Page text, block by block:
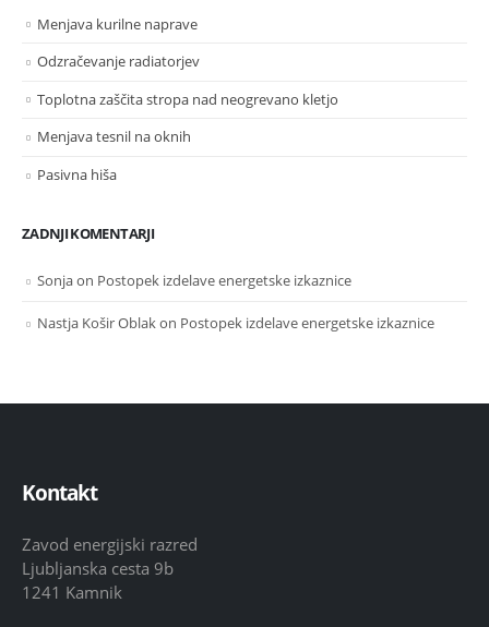
Menjava kurilne naprave
Odzračevanje radiatorjev
Toplotna zaščita stropa nad neogrevano kletjo
Menjava tesnil na oknih
Pasivna hiša
ZADNJI KOMENTARJI
Sonjaon Postopek izdelave energetske izkaznice
Nastja Košir Oblakon Postopek izdelave energetske izkaznice
Kontakt
Zavod energijski razred
Ljubljanska cesta 9b
1241 Kamnik